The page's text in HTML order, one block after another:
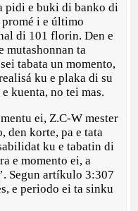
pidi e buki di banko di
promé i e último
di 101 florin. Den e
mutashonnan ta
tabata un momento,
ku e plaka di su
kuenta, no tei mas.
ei, Z.C-W mester
den korte, pa e tata
ku e tabatin di
e momento ei, a
Segun artíkulo 3:307
e periodo ei ta sinku